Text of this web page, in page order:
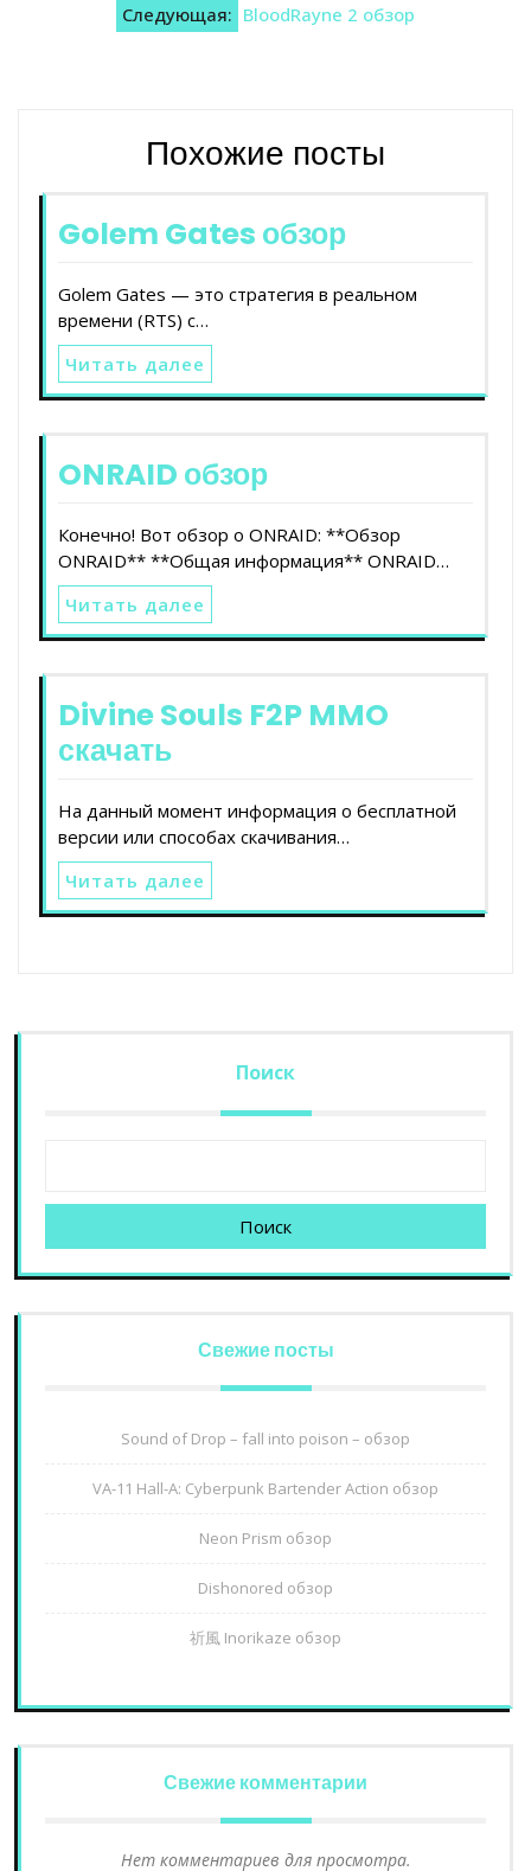
записям
Следующая: BloodRayne 2 обзор
Похожие посты
Golem Gates обзор
Golem Gates — это стратегия в реальном
времени (RTS) с…
Читать далее
ONRAID обзор
Конечно! Вот обзор о ONRAID: **Обзор
ONRAID** **Общая информация** ONRAID…
Читать далее
Divine Souls F2P MMO
скачать
На данный момент информация о бесплатной
версии или способах скачивания…
Читать далее
Поиск
Поиск
Свежие посты
Sound of Drop – fall into poison – обзор
VA-11 Hall-A: Cyberpunk Bartender Action обзор
Neon Prism обзор
Dishonored обзор
祈風 Inorikaze обзор
Свежие комментарии
Нет комментариев для просмотра.